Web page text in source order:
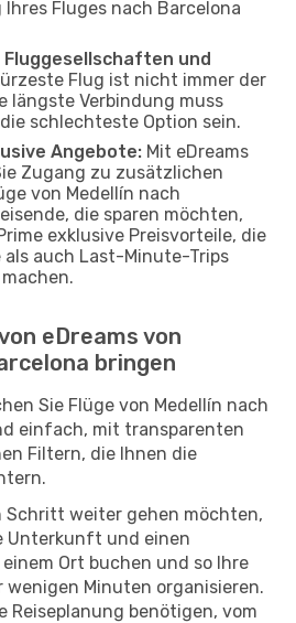
Fluges nach Barcelona
Fluggesellschaften und
Flug ist nicht immer der
längste Verbindung muss
schlechteste Option sein.
Angebote: Mit eDreams
Zugang zu zusätzlichen
von Medellín nach
die sparen möchten,
exklusive Preisvorteile, die
als auch Last-Minute-Trips
eDreams von
bringen
Sie Flüge von Medellín nach
einfach, mit transparenten
Filtern, die Ihnen die
Schritt weiter gehen möchten,
Unterkunft und einen
Ort buchen und so Ihre
wenigen Minuten organisieren.
Reiseplanung benötigen, vom